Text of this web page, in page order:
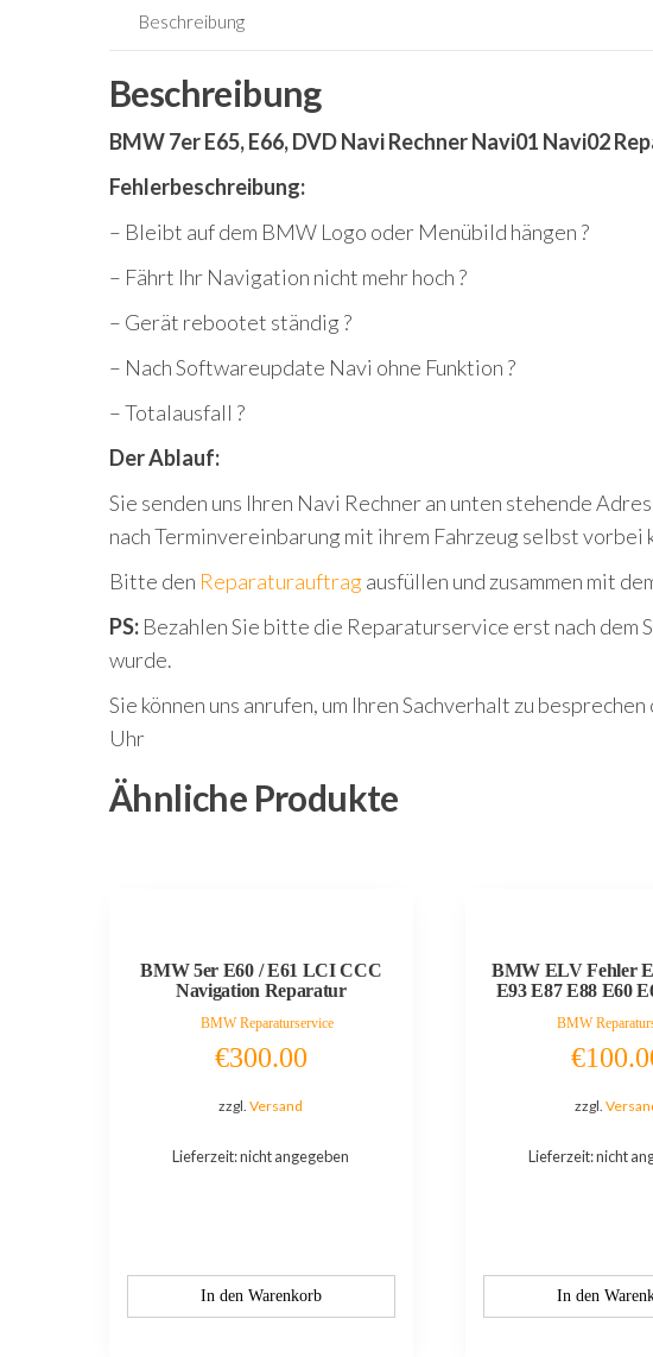
Beschreibung
Beschreibung
BMW 7er E65, E66, DVD Navi Rechner Navi01 Navi02
Fehlerbeschreibung:
– Bleibt auf dem BMW Logo oder Menübild hängen ?
– Fährt Ihr Navigation nicht mehr hoch ?
– Gerät rebootet ständig ?
– Nach Softwareupdate Navi ohne Funktion ?
– Totalausfall ?
Der Ablauf:
Sie senden uns Ihren Navi Rechner an unten stehende
nach Terminvereinbarung mit ihrem Fahrzeug selbst vorbei
Bitte den Reparaturauftragausfüllen und zusammen mit
PS: Bezahlen Sie bitte die Reparaturservice erst nach
wurde.
Sie können uns anrufen, um Ihren Sachverhalt zu
Uhr
Ähnliche Produkte
BMW 5er E60 / E61 LCI CCC
Navigation Reparatur
BMW Reparaturservice
€300.00
zzgl.Versand
Lieferzeit: nicht angegeben
In den Warenkorb
BMW ELV Fehler
E93 E87 E88 E60
BMW
€
zzgl.
Lieferzeit: nicht
In den